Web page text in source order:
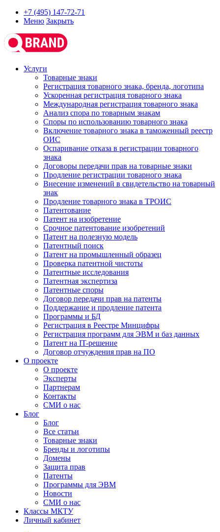
+7 (495) 147-72-71
Меню Закрыть
Услуги
Товарные знаки
Регистрация товарного знака, бренда, логотипа
Ускоренная регистрация товарного знака
Международная регистрация товарного знака
Анализ спора по товарным знакам
Споры по использованию товарного знака
Включение товарного знака в таможенный реестр
ОИС
Оспаривание отказа в регистрации товарного
знака
Договоры передачи прав на товарные знаки
Продление регистрации товарного знака
Внесение изменений в свидетельство на товарный
знак
Продление товарного знака в ТРОИС
Патентование
Патент на изобретение
Срочное патентование изобретений
Патент на полезную модель
Патентный поиск
Патент на промышленный образец
Проверка патентной чистоты
Патентные исследования
Патентная экспертиза
Патентные споры
Договор передачи прав на патенты
Поддержание и продление патента
Программы и БД
Регистрация в Реестре Минцифры
Регистрация программ для ЭВМ и баз данных
Патент на IT-решение
Договор отчуждения прав на ПО
О проекте
О проекте
Эксперты
Партнерам
Контакты
СМИ о нас
Блог
Блог
Все статьи
Товарные знаки
Бренды и логотипы
Домены
Защита прав
Патенты
Программы для ЭВМ
Новости
СМИ о нас
Классы МКТУ
Личный кабинет